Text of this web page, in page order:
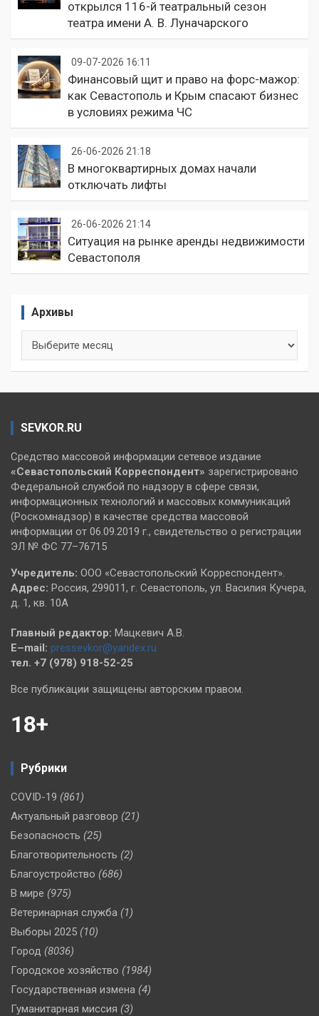
открылся 116-й театральный сезон
театра имени А. В. Луначарского
09-07-2026 16:11
Финансовый щит и право на форс-мажор:
как Севастополь и Крым спасают бизнес
в условиях режима ЧС
26-06-2026 21:18
В многоквартирных домах начали
отключать лифты
26-06-2026 21:14
Ситуация на рынке аренды недвижимости
Севастополя
Архивы
SEVKOR.RU
Средство массовой информации сетевое издание
«Севастопольский Корреспондент» зарегистрировано
Федеральной службой по надзору в сфере связи,
информационных технологий и массовых коммуникаций
(Роскомнадзор) в качестве средства массовой
информации от 06.09.2019 г., свидетельство о регистрации
ЭЛ № ФС 77–76715
Учредитель: ООО «Севастопольский Корреспондент».
Адрес: Россия, 299011, г. Севастополь, ул. Василия Кучера,
д. 1, кв. 10А
Главный редактор: Мацкевич А.В.
E–mail: pressevkor@yandex.ru
тел. +7 (978) 918-52-25
Все публикации защищены авторским правом.
18+
Рубрики
COVID-19 (861)
Актуальный разговор (21)
Безопасность (25)
Благотворительность (2)
Благоустройство (686)
В мире (975)
Ветеринарная служба (1)
Выборы 2025 (10)
Город (8036)
Городское хозяйство (1984)
Государственная измена (4)
Гуманитарная миссия (3)